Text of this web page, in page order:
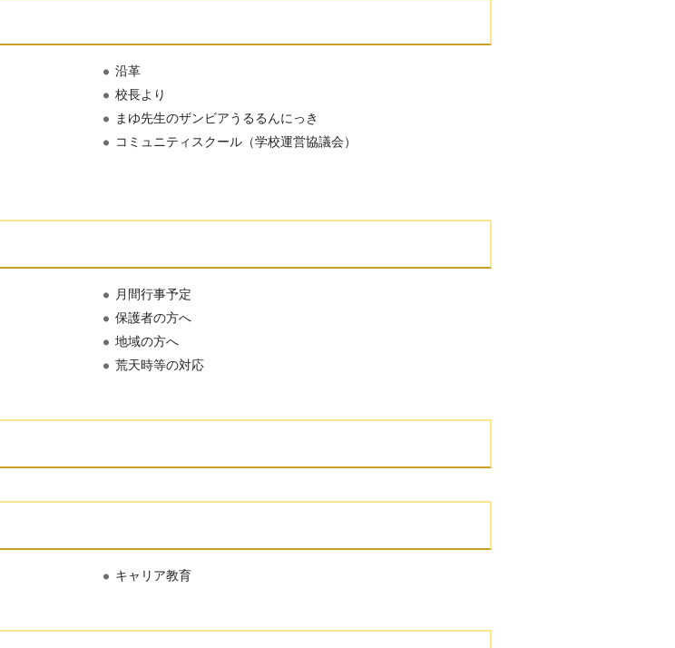
沿革
校長より
まゆ先生のザンビアうるるんにっき
コミュニティスクール（学校運営協議会）
月間行事予定
保護者の方へ
地域の方へ
荒天時等の対応
キャリア教育